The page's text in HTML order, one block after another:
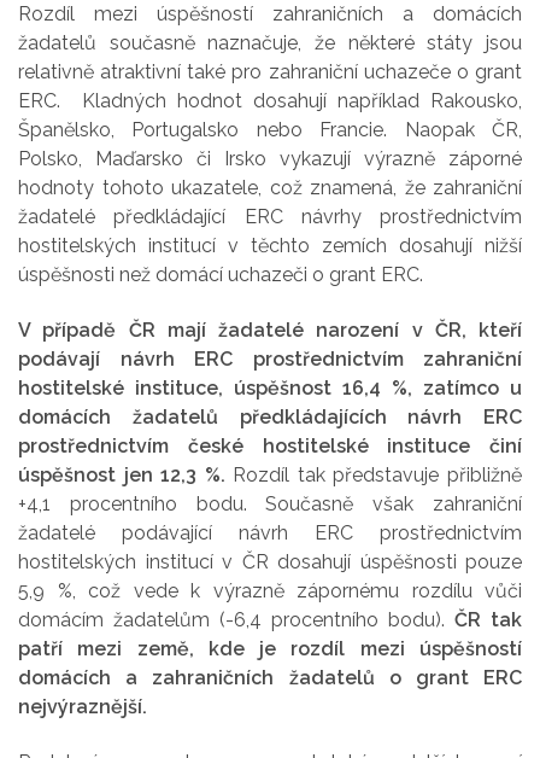
Rozdíl mezi úspěšností zahraničních a domácích
žadatelů současně naznačuje, že některé státy jsou
relativně atraktivní také pro zahraniční uchazeče o grant
ERC. Kladných hodnot dosahují například Rakousko,
Španělsko, Portugalsko nebo Francie. Naopak ČR,
Polsko, Maďarsko či Irsko vykazují výrazně záporné
hodnoty tohoto ukazatele, což znamená, že zahraniční
žadatelé předkládající ERC návrhy prostřednictvím
hostitelských institucí v těchto zemích dosahují nižší
úspěšnosti než domácí uchazeči o grant ERC.
V případě ČR mají žadatelé narození v ČR, kteří
podávají návrh ERC prostřednictvím zahraniční
hostitelské instituce, úspěšnost 16,4 %, zatímco u
domácích žadatelů předkládajících návrh ERC
prostřednictvím české hostitelské instituce činí
úspěšnost jen 12,3 %. Rozdíl tak představuje přibližně
+4,1 procentního bodu. Současně však zahraniční
žadatelé podávající návrh ERC prostřednictvím
hostitelských institucí v ČR dosahují úspěšnosti pouze
5,9 %, což vede k výrazně zápornému rozdílu vůči
domácím žadatelům (-6,4 procentního bodu). ČR tak
patří mezi země, kde je rozdíl mezi úspěšností
domácích a zahraničních žadatelů o grant ERC
nejvýraznější.